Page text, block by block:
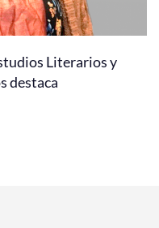
Literarios y
destaca